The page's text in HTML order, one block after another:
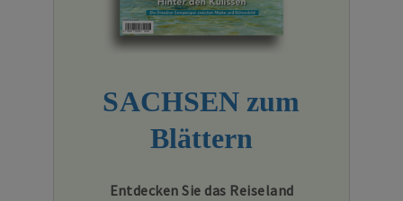
SACHSEN zum
Blättern
Entdecken Sie das Reiseland